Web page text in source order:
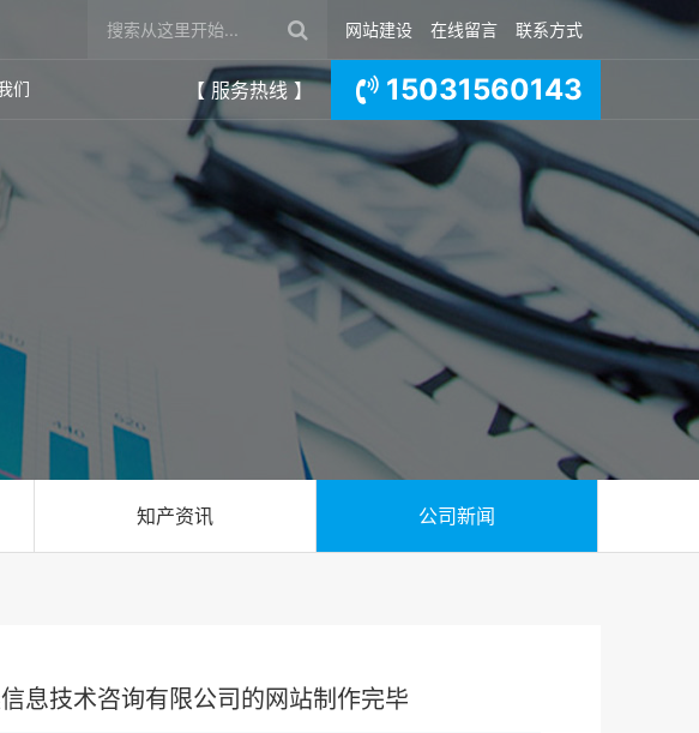
网站建设 在线留言 联系方式
们 【 服务热线 】 15031560143
知产资讯 公司新闻
息技术咨询有限公司的网站制作完毕